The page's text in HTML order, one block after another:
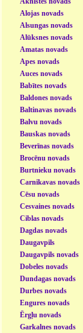
Alojas novads
Alsungas novads
Alūksnes novads
Amatas novads
Apes novads
Auces novads
Babītes novads
Baldones novads
Baltinavas novads
Balvu novads
Bauskas novads
Beverīnas novads
Brocēnu novads
Burtnieku novads
Carnikavas novads
Cēsu novads
Cesvaines novads
Ciblas novads
Dagdas novads
Daugavpils
Daugavpils novads
Dobeles novads
Dundagas novads
Durbes novads
Engures novads
Ērgļu novads
Garkalnes novads